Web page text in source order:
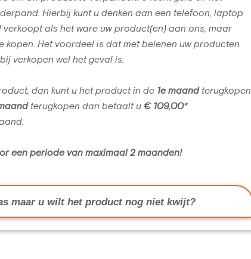
Hierbij kunt u denken aan een telefoon, laptop
als het ware uw product(en) aan ons, maar
kopen. Het voordeel is dat met belenen uw producten
verkopen wel het geval is.
dan kunt u het product in de 1e maand terugkopen
terugkopen dan betaalt u € 109,00*
een periode van maximaal 2 maanden!
maar u wilt het product nog niet kwijt?